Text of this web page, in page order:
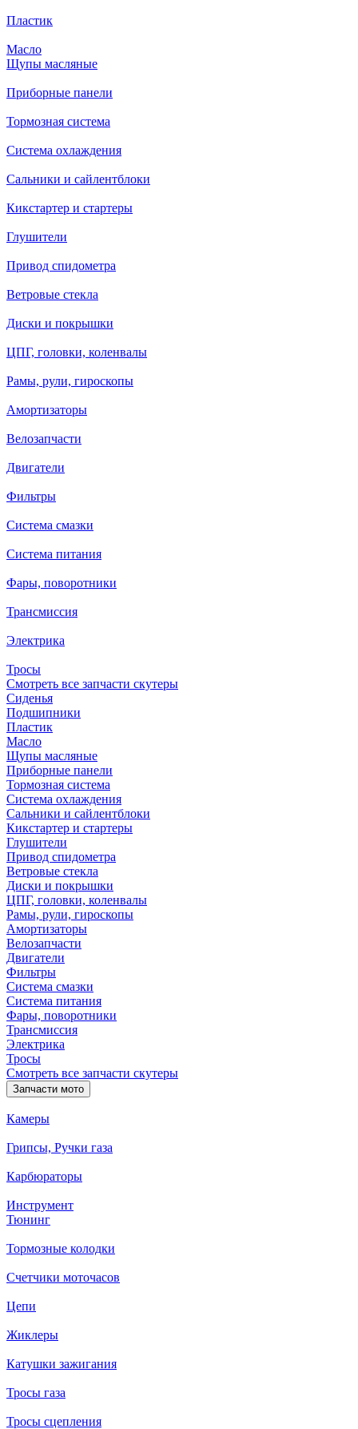
Пластик
Масло
Щупы масляные
Приборные панели
Тормозная система
Система охлаждения
Сальники и сайлентблоки
Кикстартер и стартеры
Глушители
Привод спидометра
Ветровые стекла
Диски и покрышки
ЦПГ, головки, коленвалы
Рамы, рули, гироскопы
Амортизаторы
Велозапчасти
Двигатели
Фильтры
Система смазки
Система питания
Фары, поворотники
Трансмиссия
Электрика
Тросы
Смотреть все запчасти скутеры
Сиденья
Подшипники
Пластик
Масло
Щупы масляные
Приборные панели
Тормозная система
Система охлаждения
Сальники и сайлентблоки
Кикстартер и стартеры
Глушители
Привод спидометра
Ветровые стекла
Диски и покрышки
ЦПГ, головки, коленвалы
Рамы, рули, гироскопы
Амортизаторы
Велозапчасти
Двигатели
Фильтры
Система смазки
Система питания
Фары, поворотники
Трансмиссия
Электрика
Тросы
Смотреть все запчасти скутеры
Запчасти мото
Камеры
Грипсы, Ручки газа
Карбюраторы
Инструмент
Тюнинг
Тормозные колодки
Счетчики моточасов
Цепи
Жиклеры
Катушки зажигания
Тросы газа
Тросы сцепления